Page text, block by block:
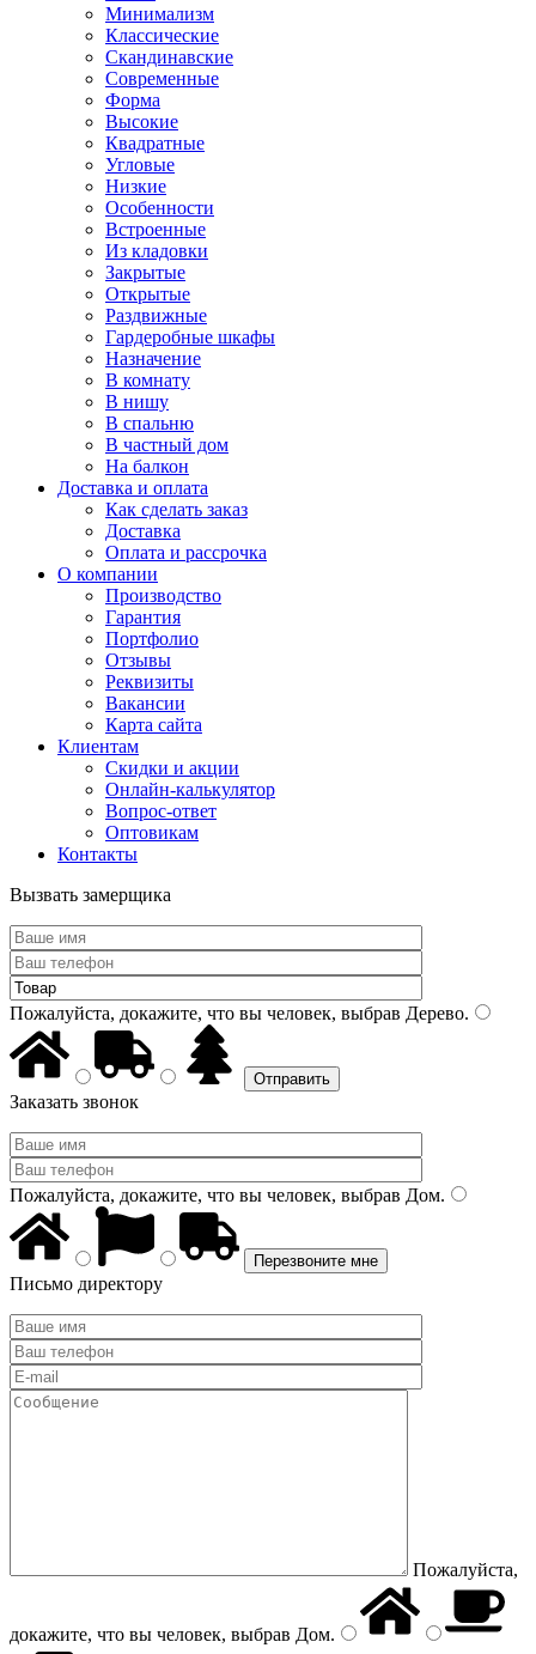
Минимализм
Классические
Скандинавские
Современные
Форма
Высокие
Квадратные
Угловые
Низкие
Особенности
Встроенные
Из кладовки
Закрытые
Открытые
Раздвижные
Гардеробные шкафы
Назначение
В комнату
В нишу
В спальню
В частный дом
На балкон
Доставка и оплата
Как сделать заказ
Доставка
Оплата и рассрочка
О компании
Производство
Гарантия
Портфолио
Отзывы
Реквизиты
Вакансии
Карта сайта
Клиентам
Скидки и акции
Онлайн-калькулятор
Вопрос-ответ
Оптовикам
Контакты
Вызвать замерщика
Пожалуйста, докажите, что вы человек, выбрав Дерево.
Заказать звонок
Пожалуйста, докажите, что вы человек, выбрав Дом.
Письмо директору
Пожалуйста,
докажите, что вы человек, выбрав Дом.